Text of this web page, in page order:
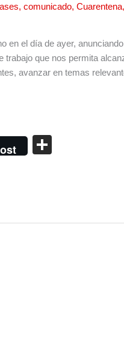
, comunicado, Cuarentena,
en el día de ayer,
trabajo que nos permita
avanzar en temas
ar